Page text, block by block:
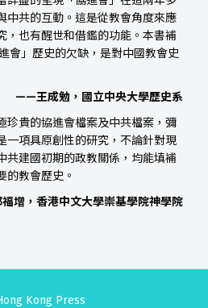
中共的互動。這是從教會角度來應
，也有醒世和借鑑的功能。本書補
會」歷史的欠缺，是對中國教會史
——王成勉，國立中央大學歷史系
珍貴的協進會檔案及中共檔案，彌
一項具原創性的研究，不論針對現
共建國初期的政教關係，均能填補
的教會歷史。
增，香港中文大學崇基學院神學院
Kong Press